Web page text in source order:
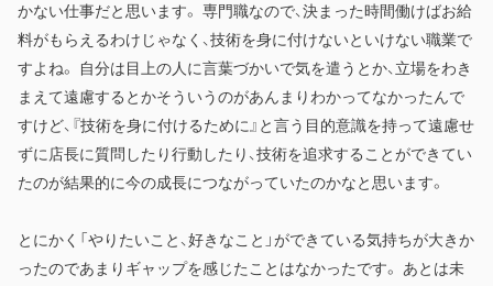
かない仕事だと思います。 専門職なので、決まった時間働けばお給
料がもらえるわけじゃなく、技術を身に付けないといけない職業で
すよね。 自分は目上の人に言葉づかいで気を遣うとか、立場をわき
まえて遠慮するとかそういうのがあんまりわかってなかったんで
すけど、『技術を身に付けるために』と言う目的意識を持って遠慮せ
ずに店長に質問したり行動したり、技術を追求することができてい
たのが結果的に今の成長につながっていたのかなと思います。
とにかく「やりたいこと、好きなこと」ができている気持ちが大きか
ったのであまりギャップを感じたことはなかったです。 あとは未